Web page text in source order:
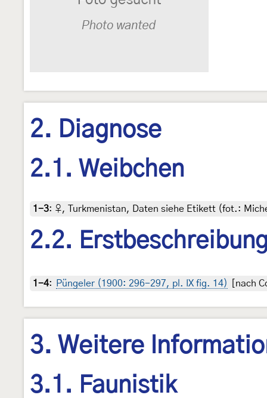
2. Diagnose
2.1. Weibchen
1-3: ♀, Turkmenistan, Daten siehe Etikett (fot.:
2.2.
1-4: Püngeler (1900: 296-297, pl. IX fig. 14) [nach
3. Weitere
3.1. Faunistik